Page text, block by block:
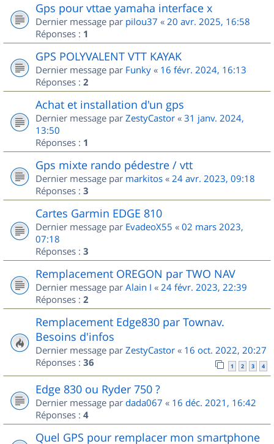
Gps pour vttae yamaha interface x
Dernier message par pilou37 « 20 avr. 2025, 16:58
Réponses : 1
GPS POLYVALENT VTT KAYAK
Dernier message par Funky « 16 févr. 2024, 16:13
Réponses : 2
Achat et installation d'un gps
Dernier message par ZestyCastor « 31 janv. 2024,
13:50
Réponses : 1
Gps mixte rando pédestre / vtt
Dernier message par markitos « 24 avr. 2023, 09:18
Réponses : 3
Cartes Garmin EDGE 810
Dernier message par EvadeoX55 « 02 mars 2023,
07:18
Réponses : 3
Remplacement OREGON par TWO NAV
Dernier message par Alain I « 24 févr. 2023, 22:39
Réponses : 2
Remplacement Edge830 par Townav.
Besoins d'infos
Dernier message par ZestyCastor « 16 oct. 2022, 20:27
Réponses : 36 1 2 3 4
Edge 830 ou Ryder 750 ?
Dernier message par dada067 « 16 déc. 2021, 16:42
Réponses : 4
Quel GPS pour remplacer mon smartphone